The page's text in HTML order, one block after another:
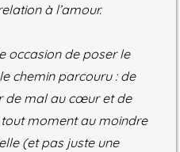
à l’amour.
occasion de poser le
chemin parcouru : de
de mal au cœur et de
moment au moindre
(et pas juste une